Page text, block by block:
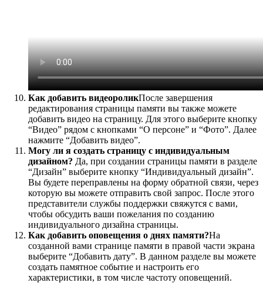
Как добавить видеороликПосле завершения
редактирования страницы памяти вы также можете
добавить видео на страницу. Для этого выберите кнопку
“Видео” рядом с кнопками “О персоне” и “Фото”. Далее
нажмите “Добавить видео”.
Могу ли я создать страницу с индивидуальным
дизайном? Да, при создании страницы памяти в разделе
“Дизайн” выберите кнопку “Индивидуальный дизайн”.
Вы будете переправлены на форму обратной связи, через
которую вы можете отправить свой запрос. После этого
представители службы поддержки свяжутся с вами,
чтобы обсудить ваши пожелания по созданию
индивидуального дизайна страницы.
Как добавить оповещения о днях памяти?На
созданной вами странице памяти в правой части экрана
выберите “Добавить дату”. В данном разделе вы можете
создать памятное событие и настроить его
характеристики, в том числе частоту оповещений.